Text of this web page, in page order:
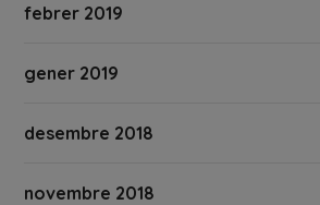
febrer 2019
gener 2019
desembre 2018
novembre 2018